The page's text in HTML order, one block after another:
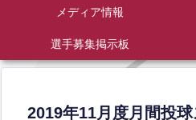
メディア情報
選手募集掲示板
2019年11月度月間投